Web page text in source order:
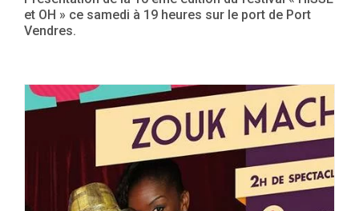
et OH » ce samedi à 19 heures sur le port de Port
Vendres.